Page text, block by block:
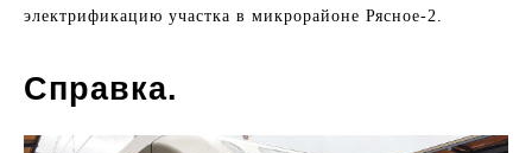
электрификацию участка в микрорайоне Рясное-2.
Справка.